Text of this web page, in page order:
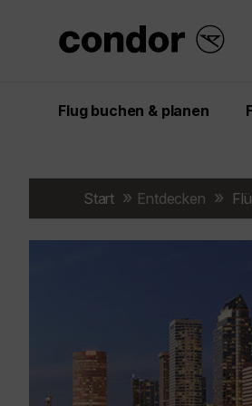
Flug buchen & planen
Start Entdecken